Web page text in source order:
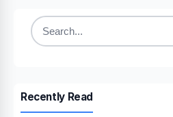
Search
Recently Read